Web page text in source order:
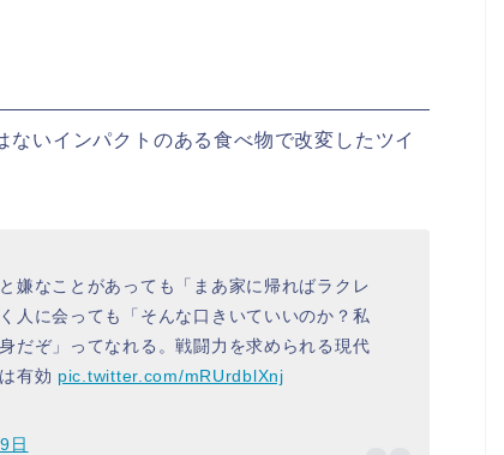
いインパクトのある食べ物で改変したツイ
嫌なことがあっても「まあ家に帰ればラクレ
人に会っても「そんな口きいていいのか？私
だぞ」ってなれる。戦闘力を求められる現代
有効 pic.twitter.com/mRUrdblXnj
日